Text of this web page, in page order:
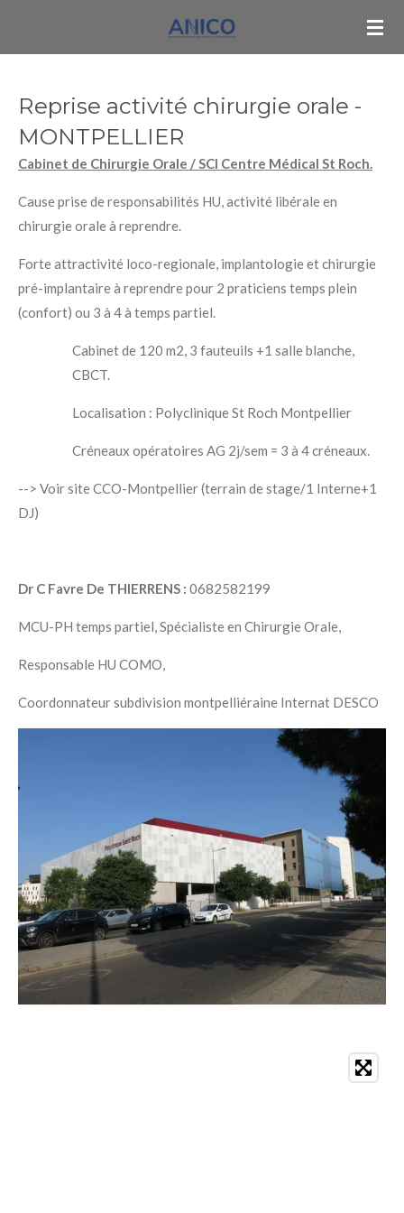
Reprise activité chirurgie orale -
MONTPELLIER
Cabinet de Chirurgie Orale / SCI Centre Médical St Roch.
Cause prise de responsabilités HU, activité libérale en
chirurgie orale à reprendre.
Forte attractivité loco-regionale, implantologie et chirurgie
pré-implantaire à reprendre pour 2 praticiens temps plein
(confort) ou 3 à 4 à temps partiel.
Cabinet de 120 m2, 3 fauteuils +1 salle blanche,
CBCT.
Localisation : Polyclinique St Roch Montpellier
Créneaux opératoires AG 2j/sem = 3 à 4 créneaux.
--> Voir site CCO-Montpellier (terrain de stage/1 Interne+1
DJ)
Dr C Favre De THIERRENS : 0682582199
MCU-PH temps partiel, Spécialiste en Chirurgie Orale,
Responsable HU COMO,
Coordonnateur subdivision montpelliéraine Internat DESCO